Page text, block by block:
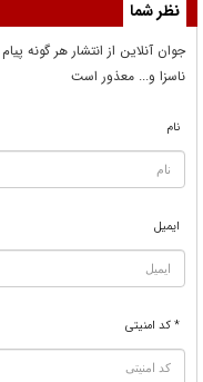
نظر شما
جوان آنلاين از انتشار هر گونه
ناسزا و... معذور است
نام
ایمیل
* کد امنیتی